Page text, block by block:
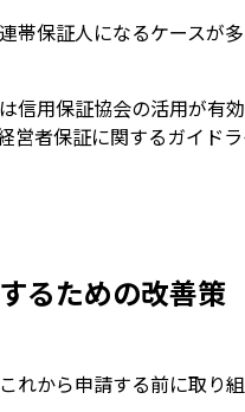
帯保証人になるケースが
信用保証協会の活用が有
営者保証に関するガイド
るための改善策
れから申請する前に取り